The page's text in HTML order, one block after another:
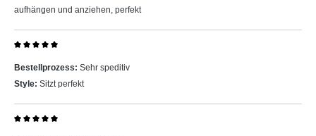
aufhängen und anziehen, perfekt
Bestellprozess: Sehr speditiv
Style: Sitzt perfekt